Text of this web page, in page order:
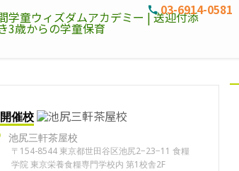
03-6914-0581
開催校
池尻三軒茶屋校
〒154-8544 東京都世田谷区池尻2−23−11 食糧
学院 東京栄養食糧専門学校内 第1校舎2F